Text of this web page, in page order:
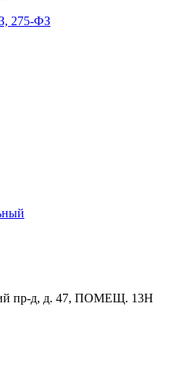
275-ФЗ
пр-д, д. 47, ПОМЕЩ. 13Н